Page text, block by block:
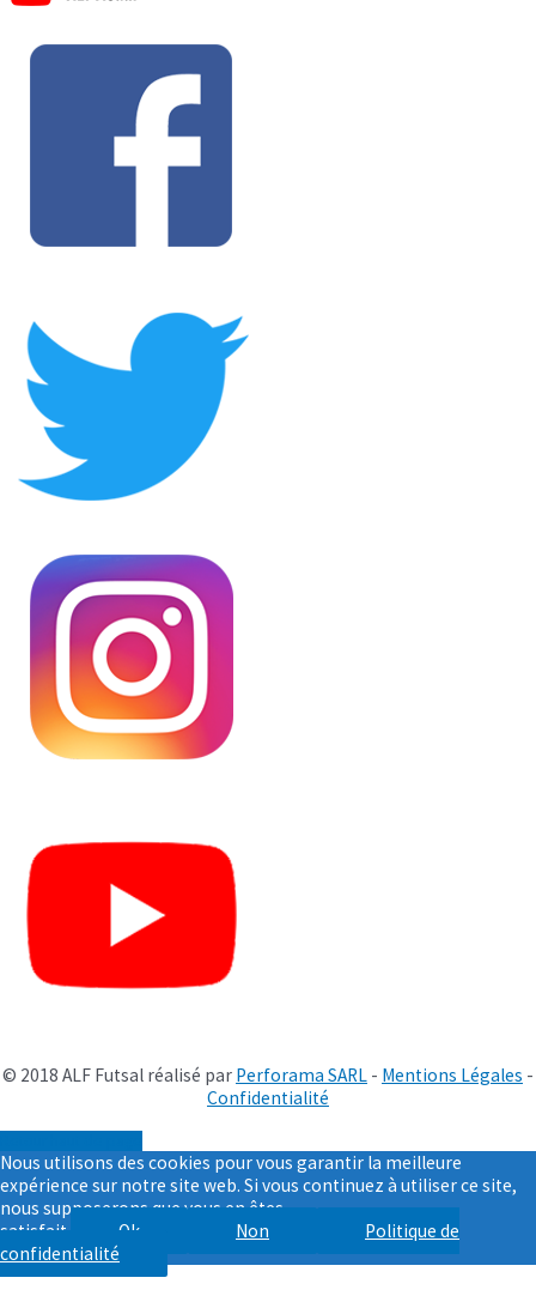
© 2018 ALF Futsal réalisé par Perforama SARL - Mentions Légales -
Confidentialité
Nous utilisons des cookies pour vous garantir la meilleure
expérience sur notre site web. Si vous continuez à utiliser ce site,
nous supposerons que vous en êtes
satisfait.
Ok Non
Politique de
confidentialité